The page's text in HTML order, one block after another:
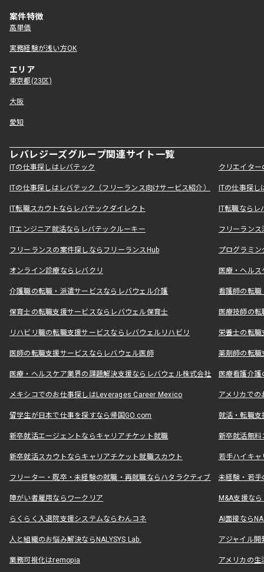
案件特徴
高単価
実務経験が浅い方OK
エリア
東京都(23区)
大阪
愛知
レバレジーズグループ関連サイト一覧
ITの仕事探しはレバテック クリエイタ
ITの仕事探しはレバテック（フリーランス向けサービス紹介） ITの仕事探
IT転職スカウトならレバテックダイレクト IT転職なら
ITエンジニア就活ならレバテックルーキー フリーラン
フリーランスの案件探しならフリーランスHub プログラミ
オンライン診療ならレバクリ 医療・ヘル
介護職の転職・派遣サービスならレバウェル介護 看護師の転
保育士の転職支援サービスならレバウェル保育士 医療技師の
リハビリ職の転職支援サービスならレバウェルリハビリ 栄養士の転
医師の転職支援サービスならレバウェル医師 薬剤師の転
医療・ヘルスケア業界の課題解決支援ならレバウェル株式会社 医療看護介
メキシコでのお仕事探しはLeverages Career Mexico アメリカで
留学生が日本で仕事を探すなら帰国GO.com 就活・転職
新卒就活エージェントならキャリアチケット就職 新卒就活無料
新卒就活スカウトならキャリアチケット就職スカウト 若手ハイキ
フリーター・既卒・未経験の就職・再就職ならハタラクティブ 未経験・若手
障がい者雇用ならワークリア M&A支援な
らくらく入退院支援システムならわんコネ AI面接なら
人と組織のお悩み解決ならNALYSYS Lab. アジャイル
業務可視化はremopia アメリカの